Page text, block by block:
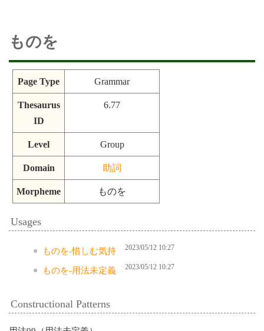
ものを
Page Type Grammar
Thesaurus
ID
6.77
Level Group
Domain 助詞
Morpheme ものを
Usages
ものを-惜しむ気持 2023/05/12 10:27
ものを-用法未定義 2023/05/12 10:27
Constructional Patterns